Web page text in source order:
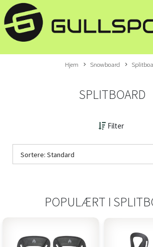
Hjem Snowboard
SPLITBOARD
Filter
Sortere: Standard
POPULÆRT I